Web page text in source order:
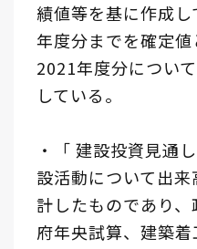
績値等を基に作成
年度分までを確定
2021年度分につい
している。
・「 建設投資見通
設活動について出
計したものであり
府年央試算、建築